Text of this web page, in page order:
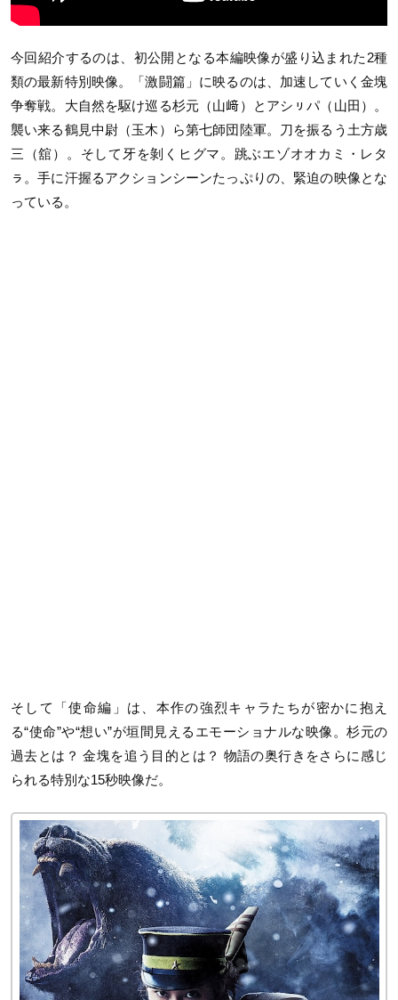
今回紹介するのは、初公開となる本編映像が盛り込まれた2種
類の最新特別映像。「激闘篇」に映るのは、加速していく金塊
争奪戦。大自然を駆け巡る杉元（山﨑）とアシㇼパ（山田）。
襲い来る鶴見中尉（玉木）ら第七師団陸軍。刀を振るう土方歳
三（舘）。そして牙を剝くヒグマ。跳ぶエゾオオカミ・レタ
ㇻ。手に汗握るアクションシーンたっぷりの、緊迫の映像とな
っている。
そして「使命編」は、本作の強烈キャラたちが密かに抱え
る“使命”や“想い”が垣間見えるエモーショナルな映像。杉元の
過去とは？ 金塊を追う目的とは？ 物語の奥行きをさらに感じ
られる特別な15秒映像だ。